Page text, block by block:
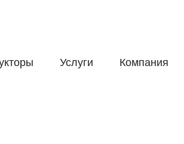
Услуги Компания